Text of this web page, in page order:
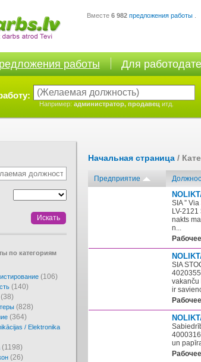
Вместе 6 982 предложения работы
работы Для
Например: администратор, продавец итд.
по категориям
(106)
(140)
(38)
(828)
(364)
/ Elektronika
(1198)
(26)
Начальная страница /
Предприятие
SIA ”
LV-
nakts
n...
SIA
vakanču
ir
un